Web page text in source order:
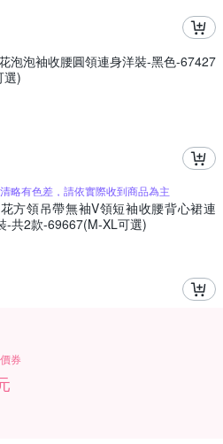
泡泡袖收腰圓領連身洋裝-黑色-67427
選)
略有色差，請依實際收到商品為主
方領吊帶無袖V領短袖收腰背心裙連
-共2款-69667(M-XL可選)
券